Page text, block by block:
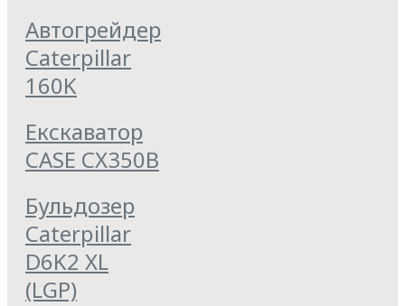
Автогрейдер
Caterpillar
160K
Екскаватор
CASE CX350B
Бульдозер
Caterpillar
D6K2 XL
(LGP)